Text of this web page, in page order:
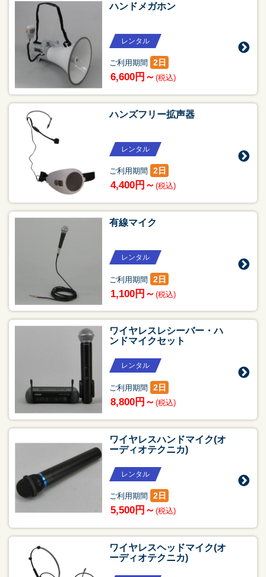
ハンドメガホン
レンタル
ご利用期間 2日
6,600円～ (税込)
ハンズフリー拡声器
レンタル
ご利用期間 2日
4,400円～ (税込)
有線マイク
レンタル
ご利用期間 2日
1,100円～ (税込)
ワイヤレスレシーバー・ハ
ンドマイクセット
レンタル
ご利用期間 2日
8,800円～ (税込)
ワイヤレスハンドマイク(オ
ーディオテクニカ)
レンタル
ご利用期間 2日
5,500円～ (税込)
ワイヤレスヘッドマイク(オ
ーディオテクニカ)